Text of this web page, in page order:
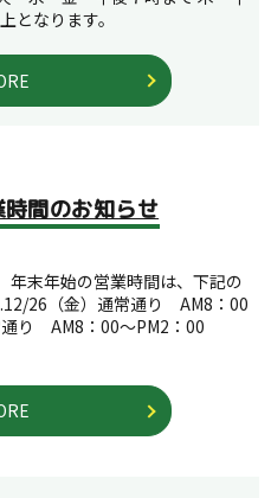
なります。
間のお知らせ
年末年始の営業時間は、下記の
26（金）通常通り AM8：00
り AM8：00～PM2：00